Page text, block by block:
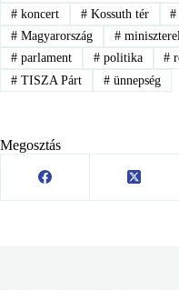
#koncert #Kossuth tér #
#Magyarország #
#parlament #politika #
#TISZA Párt #ünnepség
Megosztás